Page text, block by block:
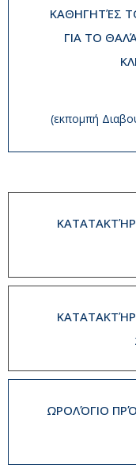
ΚΑΘΗΓΗΤΈΣ
ΓΙΑ ΤΟ
(εκπομπή
ΩΡΟΛΌΓΙΟ